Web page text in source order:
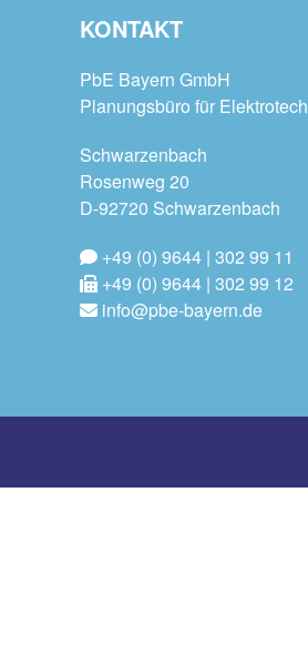
KONTAKT
PbE Bayern GmbH
Planungsbüro für
Schwarzenbach
Rosenweg 20
D-92720 Schwarzenbach
+49 (0) 9644 | 302 99 11
+49 (0) 9644 | 302 99 12
info@pbe-bayern.de